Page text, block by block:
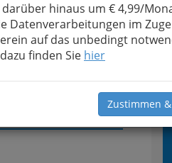
hinaus um € 4,99/
Datenverarbeitungen im
auf das unbedingt
finden Sie hier
Zustimmen
Meine Nachricht senden